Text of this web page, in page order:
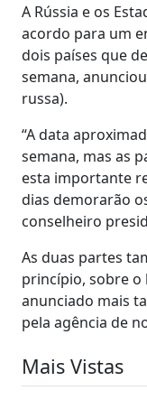
A Rússia e os
acordo para um
dois países que
semana,
russa).
“A data
semana, mas as
esta importante
dias demorarão
conselheiro
As duas partes
princípio, sobre o
anunciado mais
pela agência de
Mais Vistas